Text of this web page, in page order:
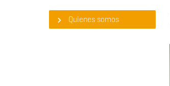
Quienes somos